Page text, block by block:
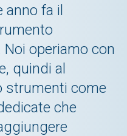
anno fa il
operiamo con
quindi al
strumenti come
che